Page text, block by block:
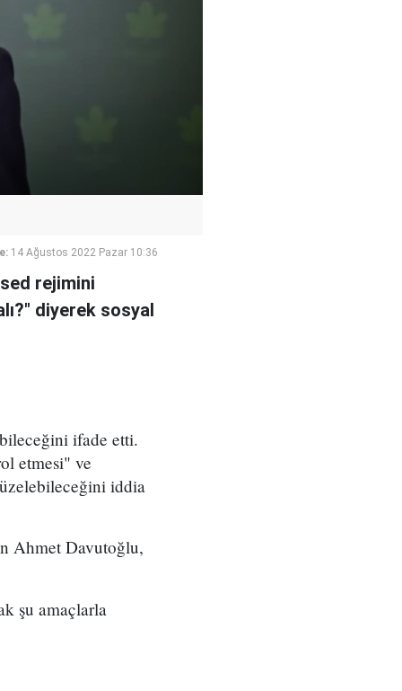
14 Ağustos 2022 Pazar 10:36
rejimini
diyerek sosyal
ifade etti.
etmesi" ve
iddia
Ahmet Davutoğlu,
şu amaçlarla